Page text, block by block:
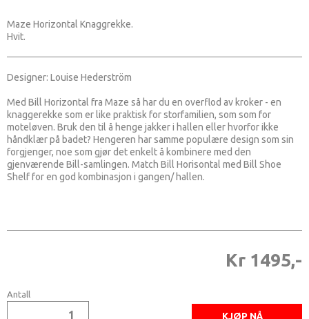
Maze Horizontal Knaggrekke.
Hvit.
Designer: Louise Hederström
Med Bill Horizontal fra Maze så har du en overflod av kroker - en
knaggerekke som er like praktisk for storfamilien, som som for
moteløven. Bruk den til å henge jakker i hallen eller hvorfor ikke
håndklær på badet? Hengeren har samme populære design som sin
forgjenger, noe som gjør det enkelt å kombinere med den
gjenværende Bill-samlingen. Match Bill Horisontal med Bill Shoe
Shelf for en god kombinasjon i gangen/ hallen.
Kr 1495,-
Antall